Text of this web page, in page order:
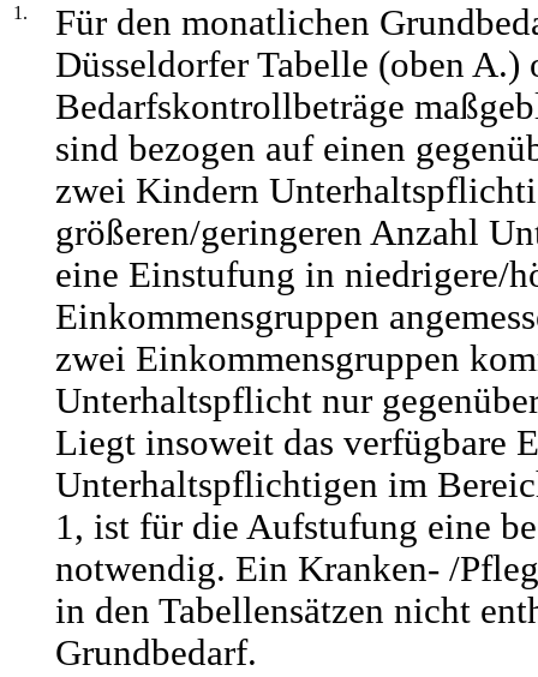
1.
Für den monatlichen
Düsseldorfer Tabelle (oben A.)
Bedarfskontrollbeträge
sind bezogen auf einen
zwei Kindern
größeren/geringeren Anzahl
eine Einstufung in niedrigere/
Einkommensgruppen
zwei Einkommensgruppen
Unterhaltspflicht nur
Liegt insoweit das verfügbare
Unterhaltspflichtigen im
1, ist für die Aufstufung eine
notwendig. Ein Kranken- /
in den Tabellensätzen nicht
Grundbedarf.